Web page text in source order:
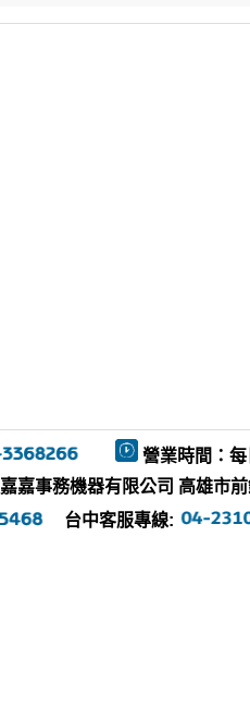
營業時間：每
嘉嘉事務機器有限公司 高雄市
台中客服專線: